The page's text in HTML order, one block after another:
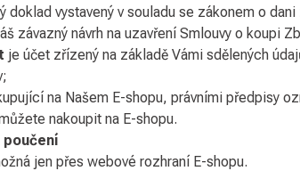
doklad vystavený v souladu se zákonem o
závazný návrh na uzavření Smlouvy o koupi
je účet zřízený na základě Vámi sdělených
na Našem E-shopu, právními předpisy
nakoupit na E-shopu.
poučení
jen přes webové rozhraní E-shopu.